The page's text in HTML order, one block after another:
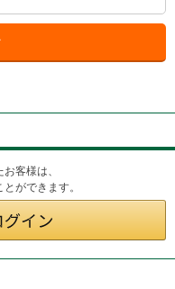
客様は、
ができます。